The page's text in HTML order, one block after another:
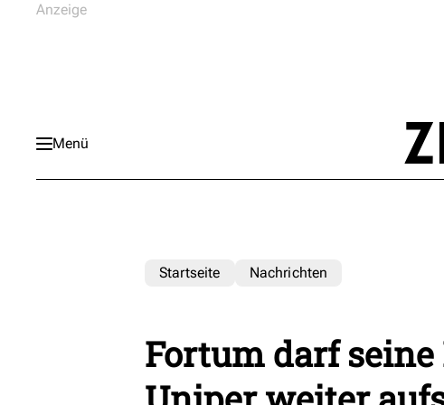
Menü
Startseite Nachrichten
Fortum darf